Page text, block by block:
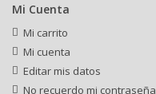
Mi Cuenta
Mi carrito
Mi cuenta
Editar mis datos
No recuerdo mi contraseña